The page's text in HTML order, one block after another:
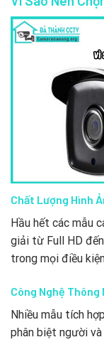
Chất Lượng Hình
Hầu hết các mẫu
giải từ Full HD
trong mọi điều
Công Nghệ Thông
Nhiều mẫu tích
phân biệt người